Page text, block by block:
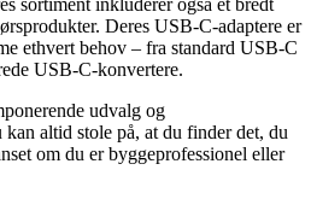
sortiment inkluderer også et bredt
Deres USB-C-adaptere er
ethvert behov – fra standard USB-C
USB-C-konvertere.
udvalg og
altid stole på, at du finder det, du
om du er byggeprofessionel eller